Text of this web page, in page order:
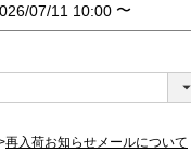
07/11 10:00 〜
再入荷お知らせメールについて